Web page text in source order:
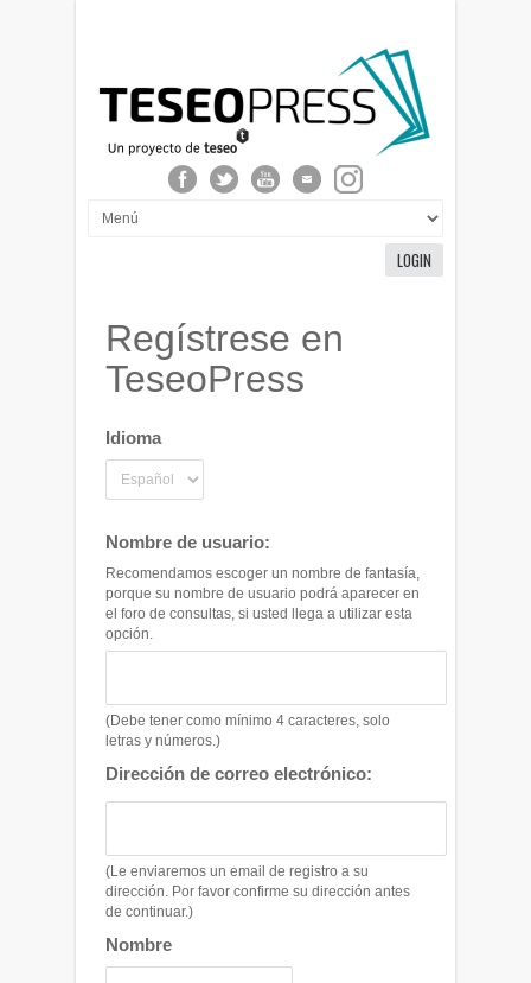
LOGIN
Regístrese en
TeseoPress
Idioma
Nombre de usuario:
Recomendamos escoger un nombre de fantasía,
porque su nombre de usuario podrá aparecer en
el foro de consultas, si usted llega a utilizar esta
opción.
(Debe tener como mínimo 4 caracteres, solo
letras y números.)
Dirección de correo electrónico:
(Le enviaremos un email de registro a su
dirección. Por favor confirme su dirección antes
de continuar.)
Nombre